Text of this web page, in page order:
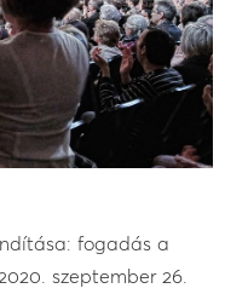
fogadás a
szeptember 26.